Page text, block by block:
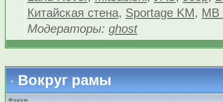
Китайская стена, Sportage KM, MB
Модераторы: ghost
Вокруг рамы
Форум